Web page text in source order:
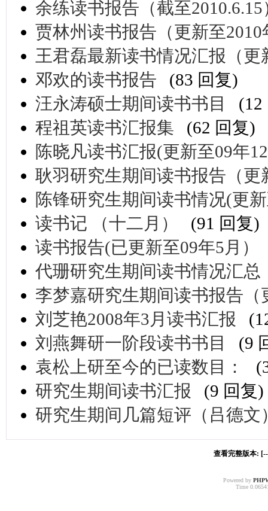
余练读书报告（截至2010.6.15
贾林州读书报告（更新至2010
王君磊最新读书情况汇报（更
邓欢的读书报告
(83 回复)
汪永涛硕士期间读书书目
(12
程祖英读书汇报集
(62 回复)
陈晓凡读书汇报(更新至09年
耿羽研究生期间读书报告（更
陈锋研究生期间读书情况(更
读书记 （十二月）
(91 回复)
读书报告(已更新至09年5月）
代珊研究生期间读书情况汇总
李梦嘉研究生期间读书报告（
刘芝艳2008年3月读书汇报
刘燕舞研一阶段读书书目
(9
袁松上研至今的已读数目：
研究生期间读书汇报
(9 回复)
研究生期间几篇短评（吕德文
查看完整版本:
Powered by
Time